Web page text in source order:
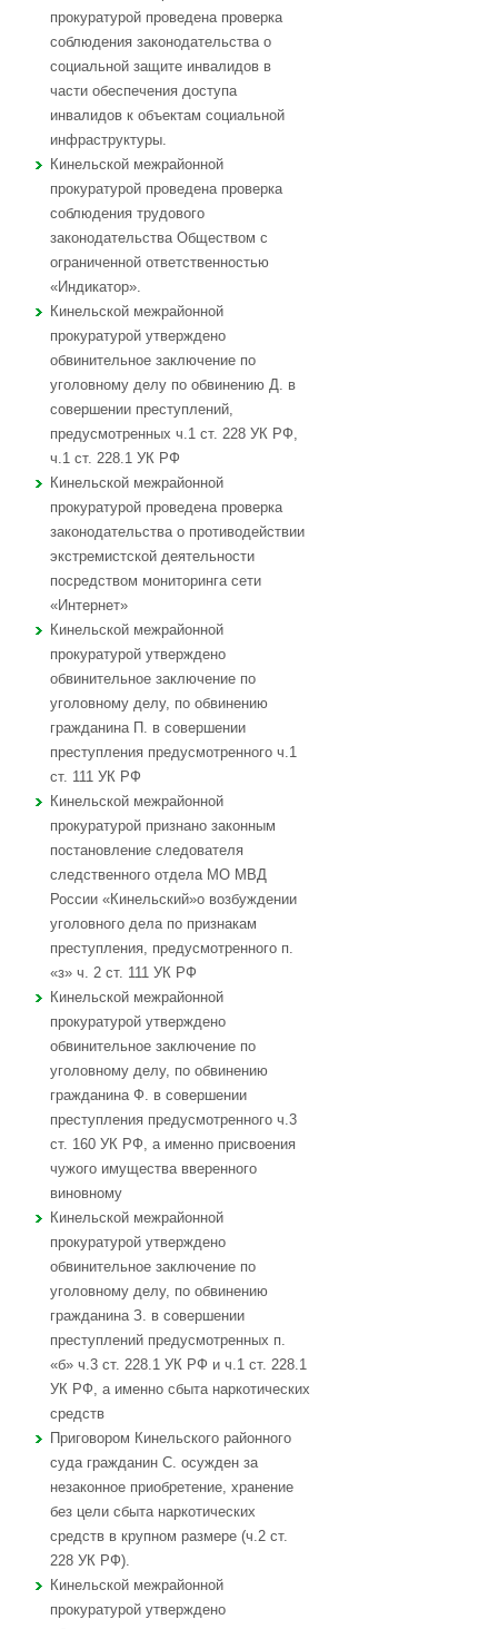
прокуратурой проведена проверка
соблюдения законодательства о
социальной защите инвалидов в
части обеспечения доступа
инвалидов к объектам социальной
инфраструктуры.
Кинельской межрайонной
прокуратурой проведена проверка
соблюдения трудового
законодательства Обществом с
ограниченной ответственностью
«Индикатор».
Кинельской межрайонной
прокуратурой утверждено
обвинительное заключение по
уголовному делу по обвинению Д. в
совершении преступлений,
предусмотренных ч.1 ст. 228 УК РФ,
ч.1 ст. 228.1 УК РФ
Кинельской межрайонной
прокуратурой проведена проверка
законодательства о противодействии
экстремистской деятельности
посредством мониторинга сети
«Интернет»
Кинельской межрайонной
прокуратурой утверждено
обвинительное заключение по
уголовному делу, по обвинению
гражданина П. в совершении
преступления предусмотренного ч.1
ст. 111 УК РФ
Кинельской межрайонной
прокуратурой признано законным
постановление следователя
следственного отдела МО МВД
России «Кинельский»о возбуждении
уголовного дела по признакам
преступления, предусмотренного п.
«з» ч. 2 ст. 111 УК РФ
Кинельской межрайонной
прокуратурой утверждено
обвинительное заключение по
уголовному делу, по обвинению
гражданина Ф. в совершении
преступления предусмотренного ч.3
ст. 160 УК РФ, а именно присвоения
чужого имущества вверенного
виновному
Кинельской межрайонной
прокуратурой утверждено
обвинительное заключение по
уголовному делу, по обвинению
гражданина З. в совершении
преступлений предусмотренных п.
«б» ч.3 ст. 228.1 УК РФ и ч.1 ст. 228.1
УК РФ, а именно сбыта наркотических
средств
Приговором Кинельского районного
суда гражданин С. осужден за
незаконное приобретение, хранение
без цели сбыта наркотических
средств в крупном размере (ч.2 ст.
228 УК РФ).
Кинельской межрайонной
прокуратурой утверждено